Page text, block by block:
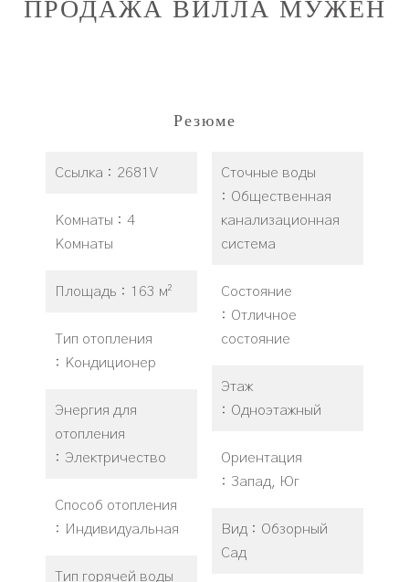
ПРОДАЖА ВИЛЛА МУЖЕН
Резюме
Ссылка 2681V
Комнаты
4
Комнаты
Площадь 163 м²
Тип отопления
Кондиционер
Энергия для
отопления
Электричество
Способ отопления
Индивидуальная
Тип горячей воды
Сточные воды
Общественная
канализационная
система
Состояние
Отличное
состояние
Этаж
Одноэтажный
Ориентация
Запад, Юг
Вид
Обзорный
Сад